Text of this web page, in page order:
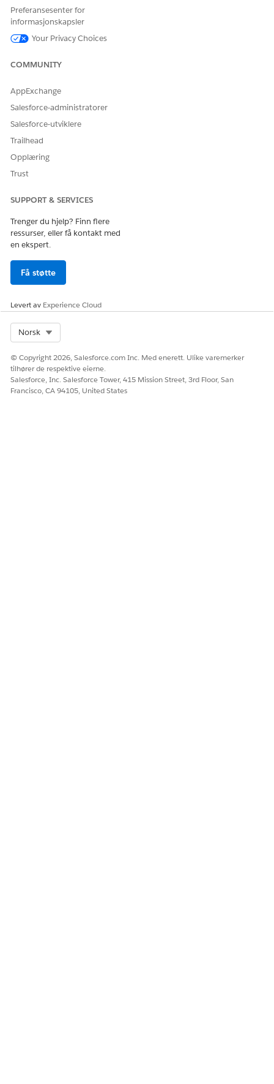
HJALP DENNE ARTIKKELEN MED Å LØSE PROBLEMET DITT?
La oss få vite det slik at vi kan forbedre!
Preferansesenter for
informasjonskapsler
Your Privacy Choices
COMMUNITY
AppExchange
Salesforce-administratorer
Salesforce-utviklere
Trailhead
Opplæring
Trust
SUPPORT & SERVICES
Trenger du hjelp? Finn flere
ressurser, eller få kontakt med
en ekspert.
Få støtte
Levert av Experience Cloud
Norsk
© Copyright 2026, Salesforce.com Inc. Med enerett. Ulike varemerker
tilhører de respektive eierne.
Salesforce, Inc. Salesforce Tower, 415 Mission Street, 3rd Floor, San
Francisco, CA 94105, United States